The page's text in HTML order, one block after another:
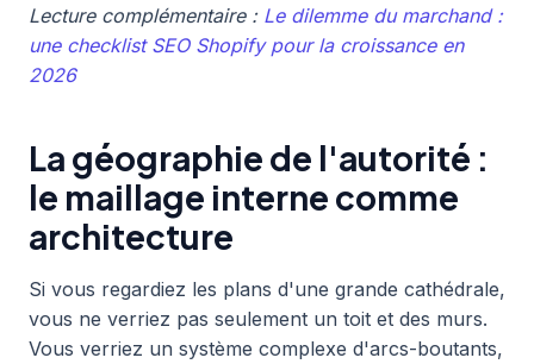
Lecture complémentaire : Le dilemme du marchand :
une checklist SEO Shopify pour la croissance en
2026
La géographie de l'autorité :
le maillage interne comme
architecture
Si vous regardiez les plans d'une grande cathédrale,
vous ne verriez pas seulement un toit et des murs.
Vous verriez un système complexe d'arcs-boutants,